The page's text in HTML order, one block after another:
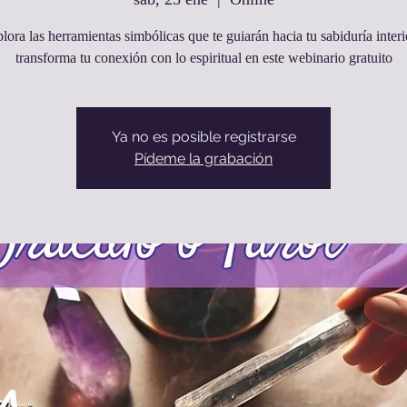
las herramientas simbólicas que te guiarán hacia tu sabiduría
transforma tu conexión con lo espiritual en este webinario gratuito
Ya no es posible registrarse
Pídeme la grabación